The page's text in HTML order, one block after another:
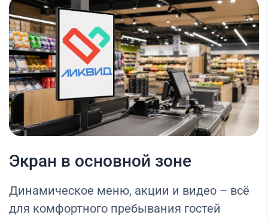
Экран в основной зоне
Динамическое меню, акции и видео – всё
для комфортного пребывания гостей